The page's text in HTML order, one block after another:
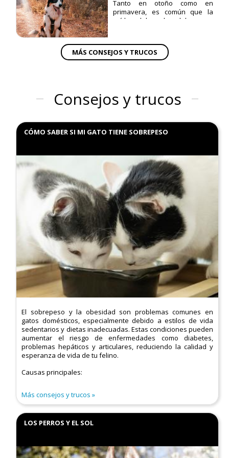
peludo.
Tanto en otoño como en
primavera, es común que la
caída del pelo del perro,
más ligero es reemplazado por
un pelaje más denso,
MÁS CONSEJOS Y TRUCOS
Consejos y trucos
CÓMO SABER SI MI GATO TIENE SOBREPESO
El sobrepeso y la obesidad son problemas comunes en
gatos domésticos, especialmente debido a estilos de vida
sedentarios y dietas inadecuadas. Estas condiciones pueden
aumentar el riesgo de enfermedades como diabetes,
problemas hepáticos y articulares, reduciendo la calidad y
esperanza de vida de tu felino.​
Causas principales:
Más consejos y trucos
LOS PERROS Y EL SOL